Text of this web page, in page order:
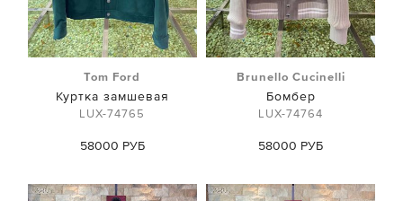
Tom Ford
Куртка замшевая
LUX-74765
58000 РУБ
Brunello Cucinelli
Бомбер
LUX-74764
58000 РУБ